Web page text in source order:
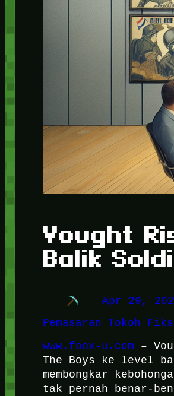
Vought
Balik
Apr 29,
Pemasaran Tokoh
www.foox-u.com –
The Boys ke level
membongkar
tak pernah benar-